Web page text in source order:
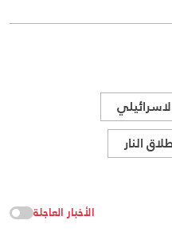
النار
الأخبار العاجلة